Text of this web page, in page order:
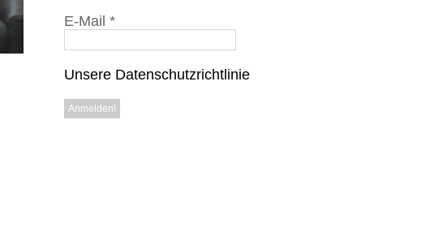
E-Mail *
Unsere Datenschutzrichtlinie